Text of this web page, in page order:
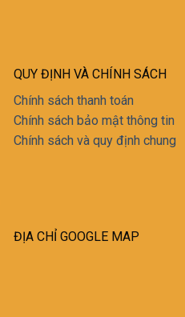
QUY ĐỊNH VÀ CHÍNH SÁCH
Chính sách thanh toán
Chính sách bảo mật thông tin
Chính sách và quy định chung
ĐỊA CHỈ GOOGLE MAP